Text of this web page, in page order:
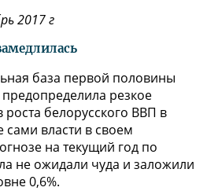
2017 г
база первой половины
предопределила резкое
белорусского ВВП в
сами власти в своем
на текущий год по
не ожидали чуда и заложили
0,6%.